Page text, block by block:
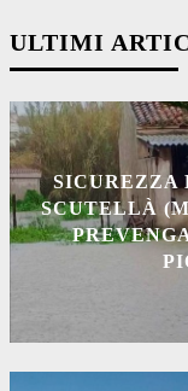
ULTIMI
SICUREZZA
SCUTELLÀ